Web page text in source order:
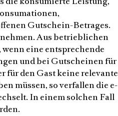
Gutschein-Betrages.
Aus betrieblichen
eine entsprechende
und bei Gutscheinen für
für den Gast keine relevante
müssen, so verfallen die e-
In einem solchen Fall